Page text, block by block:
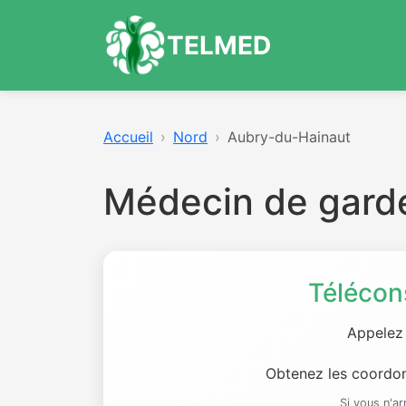
TELMED
Accueil Nord Aubry-du-Hainaut
Médecin de
Obtenez les
Si vous